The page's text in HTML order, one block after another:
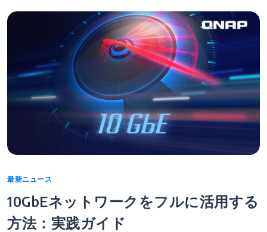
Categories
最新ニュース
10GbEネットワークをフルに活用する
方法：実践ガイド